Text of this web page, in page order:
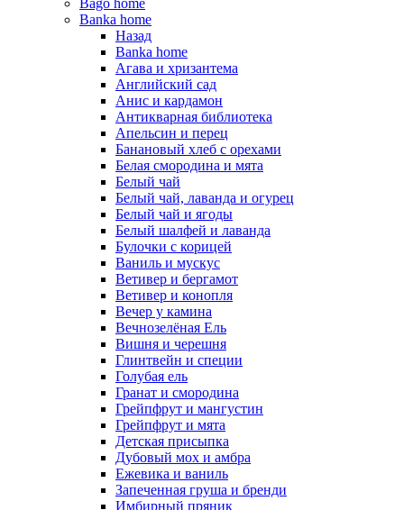
Bago home
Banka home
Назад
Banka home
Агава и хризантема
Английский сад
Анис и кардамон
Антикварная библиотека
Апельсин и перец
Банановый хлеб с орехами
Белая смородина и мята
Белый чай
Белый чай, лаванда и огурец
Белый чай и ягоды
Белый шалфей и лаванда
Булочки с корицей
Ваниль и мускус
Ветивер и бергамот
Ветивер и конопля
Вечер у камина
Вечнозелёная Ель
Вишня и черешня
Глинтвейн и специи
Голубая ель
Гранат и смородина
Грейпфрут и мангустин
Грейпфрут и мята
Детская присыпка
Дубовый мох и амбра
Ежевика и ваниль
Запеченная груша и бренди
Имбирный пряник